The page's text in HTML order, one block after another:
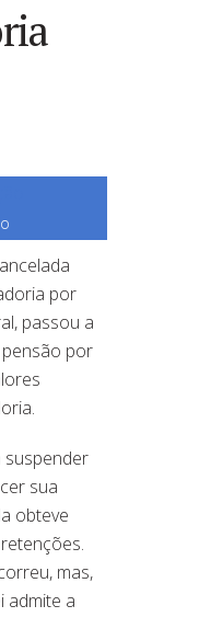
por
passou a
por
sua
obteve
mas,
admite a